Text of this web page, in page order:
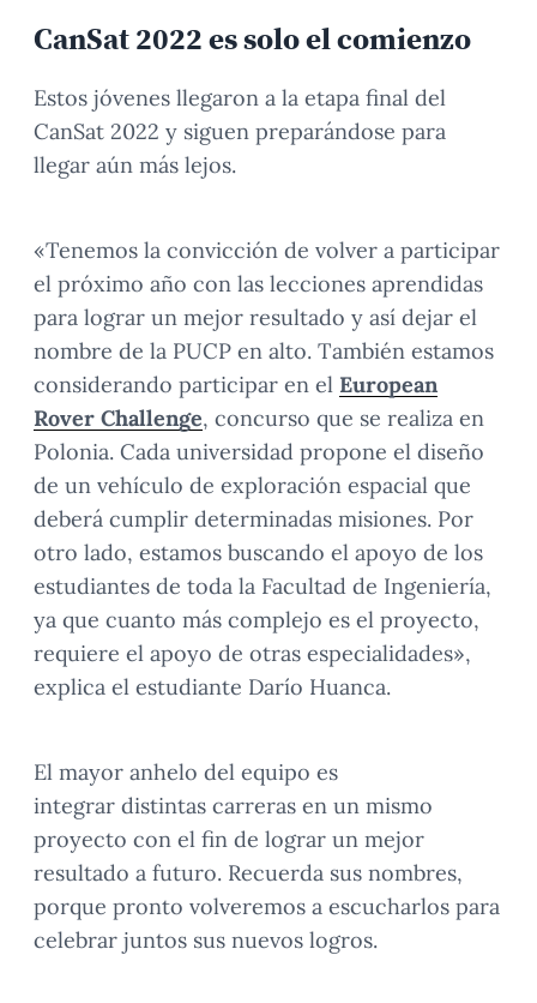
CanSat 2022 es solo el comienzo
Estos jóvenes llegaron a la etapa final del
CanSat 2022 y siguen preparándose para
llegar aún más lejos.
«Tenemos la convicción de volver a participar
el próximo año con las lecciones aprendidas
para lograr un mejor resultado y así dejar el
nombre de la PUCP en alto. También estamos
considerando participar en el European
Rover Challenge, concurso que se realiza en
Polonia. Cada universidad propone el diseño
de un vehículo de exploración espacial que
deberá cumplir determinadas misiones. Por
otro lado, estamos buscando el apoyo de los
estudiantes de toda la Facultad de Ingeniería,
ya que cuanto más complejo es el proyecto,
requiere el apoyo de otras especialidades»,
explica el estudiante Darío Huanca.
El mayor anhelo del equipo es
integrar distintas carreras en un mismo
proyecto con el fin de lograr un mejor
resultado a futuro. Recuerda sus nombres,
porque pronto volveremos a escucharlos para
celebrar juntos sus nuevos logros.